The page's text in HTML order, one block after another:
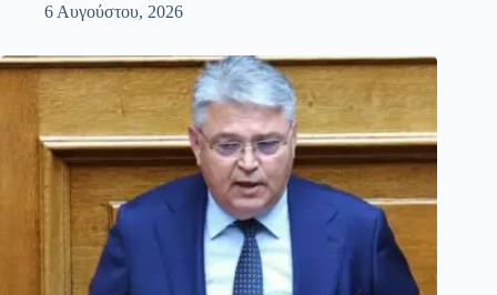
6 Αυγούστου, 2026